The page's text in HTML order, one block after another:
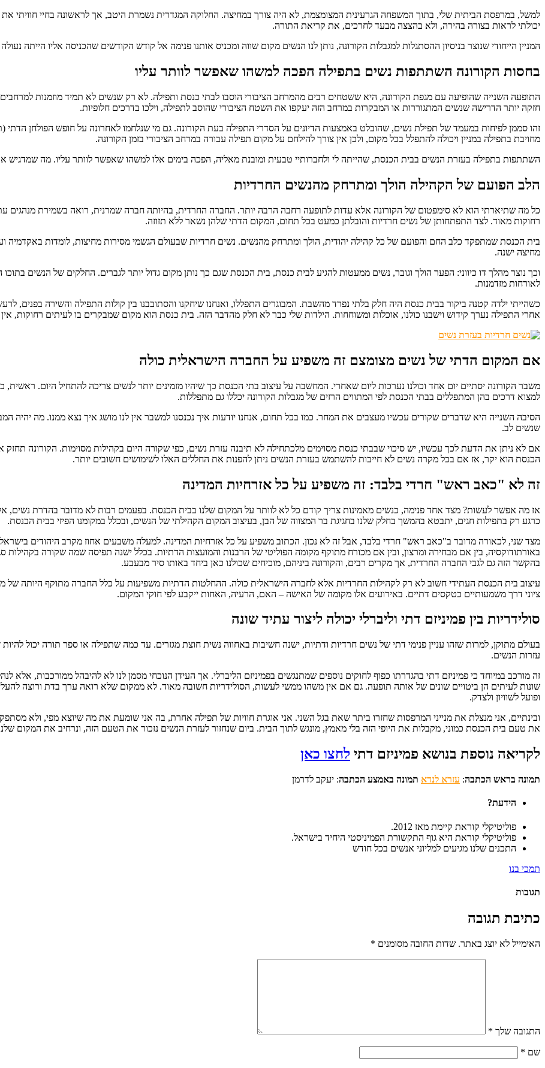
למשל, במרפסת הביתית שלי, בתוך המשפחה הגרעינית המצומצמת, לא היה צורך במחיצה. החלוקה המגדרית נשמרת היטב, אך לראשונה בחיי חוויתי
יכולתי לראות בצורה בהירה, ולא בהצצה מבעד לחרכים, את קריאת התורה.
המניין הייחודי שנוצר בניסיון ההסתגלות למגבלות הקורונה, נותן לנו הנשים מקום שווה ומכניס אותנו פנימה אל קודש הקודשים שהכניסה אליו הייתה נעולה
בחסות הקורונה השתתפות נשים בתפילה הפכה למשהו שאפשר לוותר עליו
התופעה השנייה שהופיעה עם מגפת הקורונה, היא ששטחים רבים מהמרחב הציבורי הוסבו לבתי כנסת ותפילה. לא רק שנשים לא תמיד מוזמנות
חזקה יותר הדרישה שנשים המתגוררות או המבקרות במרחב הזה יעקפו את השטח הציבורי שהוסב לתפילה, וילכו בדרכים חלופיות.
זהו סממן לפיחות במעמד של תפילת נשים, שהובלט באמצעות הדיונים על הסדרי התפילה בעת הקורונה. גם מי שנלחמו לאחרונה על חופש הפולחן הדתי
מחויבת בתפילה במניין ויכולה להתפלל בכל מקום, ולכן אין צורך להילחם על מקום תפילה עבורה במרחב הציבורי בזמן הקורונה.
השתתפות בתפילה בעזרת הנשים בבית הכנסת, שהייתה לי ולחברותיי טבעית ומובנת מאליה, הפכה בימים אלו למשהו שאפשר לוותר עליו. מה שמדגיש
הלב הפועם של הקהילה הולך ומתרחק מהנשים החרדיות
כל מה שתיארתי הוא לא סימפטום של הקורונה אלא עדות לתופעה רחבה הרבה יותר. החברה החרדית, בהיותה חברה שמרנית, רואה בשמירת מנהגים
רחוקות מאוד. לצד התפתחותן של נשים חרדיות והובלתן כמעט בכל תחום, המקום הדתי שלהן נשאר ללא תזוזה.
בית הכנסת שמתפקד כלב החם והפועם של כל קהילה יהודית, הולך ומתרחק מהנשים. נשים חרדיות שבעולם הגשמי מסירות מחיצות, לומדות באקדמיה
מחיצה ישנה.
וכך נוצר מהלך דו כיווני: הפער הולך וגובר, נשים ממעטות להגיע לבית כנסת, בית הכנסת שגם כך נותן מקום גדול יותר לגברים. החלקים של הנשים
לאורחות מזדמנות.
כשהייתי ילדה קטנה ביקור בבית כנסת היה חלק בלתי נפרד מהשבת. המבוגרים התפללו, ואנחנו שיחקנו והסתובבנו בין קולות התפילה והשירה
אחרי התפילה נערך קידוש וישבנו כולנו, אוכלות ומשוחחות. הילדות שלי כבר לא חלק מהדבר הזה. בית כנסת הוא מקום שמבקרים בו לעיתים רחוקות,
אם המקום הדתי של נשים מצומצם זה משפיע על החברה הישראלית כולה
משבר הקורונה יסתיים יום אחד וכולנו נערכות ליום שאחרי. המחשבה על עיצוב בתי הכנסת כך שיהיו מזמינים יותר לנשים צריכה להתחיל היום. ראשית,
למצוא דרכים בהן המתפללים בבתי הכנסת לפי המתווים הרזים של מגבלות הקורונה יכללו גם מתפללות.
הסיבה השנייה היא שדברים שקורים עכשיו מעצבים את המחר. כמו בכל תחום, אנחנו יודעות איך נכנסנו למשבר אין לנו מושג איך נצא ממנו. מה יהיה
שנשים לב.
אם לא ניתן את הדעת לכך עכשיו, יש סיכוי שבבתי כנסת מסוימים מלכתחילה לא תיבנה עזרת נשים, כפי שקורה היום בקהילות מסוימות. הקורונה
הכנסת הוא יקר, אז אם בכל מקרה נשים לא חייבות להשתמש בעזרת הנשים ניתן להפנות את החללים האלו לשימושים חשובים יותר.
זה לא "כאב ראש" חרדי בלבד: זה משפיע על כל אזרחיות המדינה
אז מה אפשר לעשות? מצד אחד פנימה, כנשים מאמינות צריך קודם כל לא לוותר על המקום שלנו בבית הכנסת. בפעמים רבות לא מדובר בהדרת נשים,
כרגע רק בתפילות חגים, יתבטא בהמשך בחלק שלנו בחגיגת בר המצווה של הבן, בעיצוב המקום הקהילתי של הנשים, ובכלל במקומנו הפיזי בבית הכנסת.
מצד שני, לכאורה מדובר ב"כאב ראש" חרדי בלבד, אבל זה לא נכון. הכתוב משפיע על כל אזרחיות המדינה. למעלה משבעים אחוז מקרב היהודים
באורתודוקסיה, בין אם מבחירה ומרצון, ובין אם מכורח מתוקף מקומה הפוליטי של הרבנות והמועצות הדתיות. בכלל ישנה תפיסה שמה שקורה בקהילות
בהקשר הזה גם לגבי החברה החרדית, אך מקרים רבים, והקורונה ביניהם, מוכיחים שכולנו כאן ביחד באותו סיר מבעבע.
עיצוב בית הכנסת העתידי חשוב לא רק לקהילות החרדיות אלא לחברה הישראלית כולה. ההחלטות הדתיות משפיעות על כלל החברה מתוקף היותה של
ציוני דרך משמעותיים כטקסים דתיים. באירועים אלו מקומה של האישה – האם, הרעיה, האחות ייקבע לפי חוקי המקום.
סולידריות בין פמיניזם דתי וליברלי יכולה ליצור עתיד שונה
בעולם מתוקן, למרות שזהו עניין פנימי דתי של נשים חרדיות ודתיות, ישנה חשיבות באחווה נשית חוצת מגזרים. עד כמה שתפילה או ספר תורה יכול
עזרות הנשים.
זה מורכב במיוחד כי פמיניזם דתי בהגדרתו כפוף לחוקים נוספים שמתנגשים בפמיניזם הליברלי. אך העידן הנוכחי מסמן לנו לא להיבהל ממורכבות,
שונות לעיתים הן ביטויים שונים של אותה תופעה. גם אם אין משהו ממשי לעשות, הסולידריות חשובה מאוד. לא ממקום שלא רואה ערך בדת ורוצה
ופועל לשוויון ולצדק.
ובינתיים, אני מנצלת את מנייני המרפסות שחזרו ביתר שאת בגל השני. אני אוגרת חוויות של תפילה אחרת, בה אני שומעת את מה שיוצא מפי, ולא
את טעם בית הכנסת כמוני, מקבלות את היופי הזה בלי מאמץ, מונגש לתוך הבית. ביום שנחזור לעזרת הנשים נזכור את הטעם הזה, ונרחיב את המקום
לקריאה נוספת בנושא פמיניזם דתי לחצו כאן
תמונה בראש הכתבה: עזרא לנדא תמונה באמצע הכתבה: יעקב לדרמן
הידעת?
פוליטיקלי קוראת קיימת מאז 2012.
פוליטיקלי קוראת היא גוף התקשורת הפמיניסטי היחיד בישראל.
התכנים שלנו מגיעים למליוני אנשים בכל חודש
תמכי בנו
תגובות
כתיבת תגובה
האימייל לא יוצג באתר. שדות החובה מסומנים *
התגובה שלך *
שם *